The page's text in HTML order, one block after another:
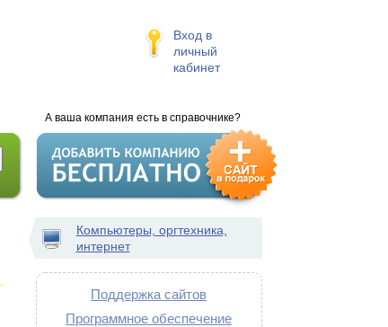
Вход в
личный
кабинет
А ваша компания есть в справочнике?
Компьютеры, оргтехника,
интернет
Поддержка сайтов
Программное обеспечение